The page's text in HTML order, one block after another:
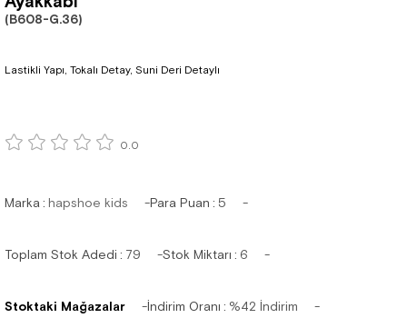
(B608-G.36)
Lastikli Yapı, Tokalı Detay, Suni Deri Detaylı
0.0
Marka: hapshoe kids Para Puan : 5
Toplam Stok Adedi : 79 Stok Miktarı : 6
Stoktaki Mağazalar İndirim Oranı : %42 İndirim